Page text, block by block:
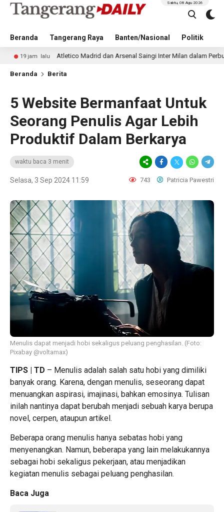
Beranda Tangerang Raya Banten/Nasional Politik
Sabtu, 08 Agu 2026
Atletico Madrid dan Arsenal Saingi Inter Milan dalam Perburuan Cristian
Beranda Berita
5 Website Bermanfaat Untuk
Seorang Penulis Agar Lebih
Produktif Dalam Berkarya
waktu baca 3 menit
Selasa, 3 Sep 2024 11:59 743 Patricia Pawestri
Menulis dapat menjadi hobi sekaligus peluang penghasilan. (Foto:
Pixabay @voltamax)
TIPS | TD – Menulis adalah salah satu hobi yang dimiliki
banyak orang. Karena, dengan menulis, seseorang dapat
menuangkan aspirasi, imajinasi, bahkan emosinya. Tulisan
inilah nantinya dapat berubah menjadi sebuah karya berupa
novel, cerpen, ataupun artikel.
Beberapa orang menulis hanya sebatas hobi yang
menyenangkan. Namun, beberapa yang lain melakukannya
sebagai hobi sekaligus pekerjaan, atau menjadikan
kegiatan menulis sebagai peluang penghasilan.
Baca Juga